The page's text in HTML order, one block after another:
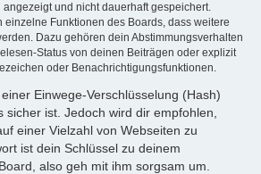
angezeigt und nicht dauerhaft gespeichert.
einzelne Funktionen des Boards, dass weitere
Dazu gehören dein Abstimmungsverhalten
Status von deinen Beiträgen oder explizit
oder Benachrichtigungsfunktionen.
Einwege-Verschlüsselung (Hash)
sicher ist. Jedoch wird dir empfohlen,
einer Vielzahl von Webseiten zu
ist dein Schlüssel zu deinem
also geh mit ihm sorgsam um.